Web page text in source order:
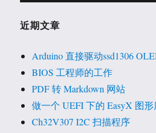
近期文章
Arduino 直接驱动ssd1306
BIOS 工程师的工作
PDF 转 Markdown 网站
做一个 UEFI 下的 EasyX 图形
Ch32V307 I2C 扫描程序